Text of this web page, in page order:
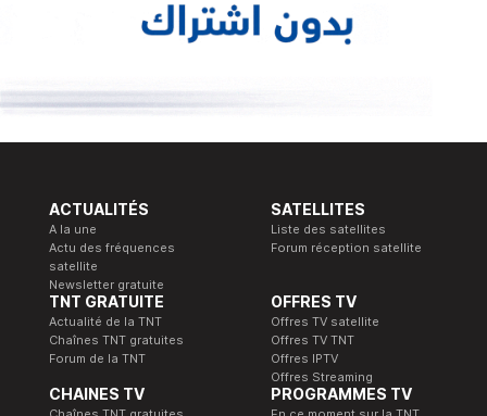
ACTUALITÉS
A la une
Actu des fréquences
satellite
Newsletter gratuite
SATELLITES
Liste des satellites
Forum réception satellite
TNT GRATUITE
Actualité de la TNT
Chaînes TNT gratuites
Forum de la TNT
OFFRES TV
Offres TV satellite
Offres TV TNT
Offres IPTV
Offres Streaming
CHAINES TV PROGRAMMES TV